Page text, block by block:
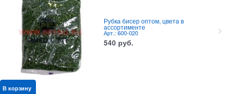
Рубка бисер оптом, цвета в
ассортименте
Арт.: 600-020
540 руб.
В корзину